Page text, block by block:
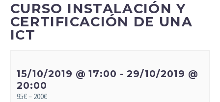
CURSO INSTALACIÓN Y
CERTIFICACIÓN DE UNA
ICT
15/10/2019 @ 17:00 -29/10/2019 @
20:00
95€ – 200€